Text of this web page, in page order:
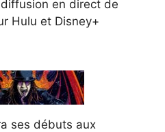
en direct de
Hulu et Disney+
ses débuts aux